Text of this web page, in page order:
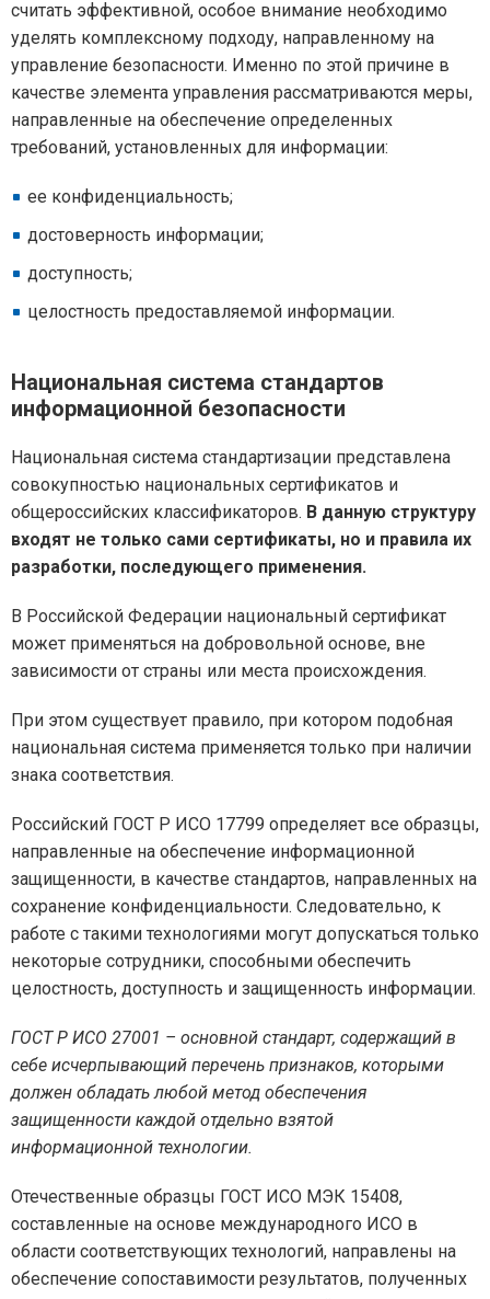
считать эффективной, особое внимание необходимо
уделять комплексному подходу, направленному на
управление безопасности. Именно по этой причине в
качестве элемента управления рассматриваются меры,
направленные на обеспечение определенных
требований, установленных для информации:
ее конфиденциальность;
достоверность информации;
доступность;
целостность предоставляемой информации.
Национальная система стандартов
информационной безопасности
Национальная система стандартизации представлена
совокупностью национальных сертификатов и
общероссийских классификаторов. В данную структуру
входят не только сами сертификаты, но и правила их
разработки, последующего применения.
В Российской Федерации национальный сертификат
может применяться на добровольной основе, вне
зависимости от страны или места происхождения.
При этом существует правило, при котором подобная
национальная система применяется только при наличии
знака соответствия.
Российский ГОСТ Р ИСО 17799 определяет все образцы,
направленные на обеспечение информационной
защищенности, в качестве стандартов, направленных на
сохранение конфиденциальности. Следовательно, к
работе с такими технологиями могут допускаться только
некоторые сотрудники, способными обеспечить
целостность, доступность и защищенность информации.
ГОСТ Р ИСО 27001 – основной стандарт, содержащий в
себе исчерпывающий перечень признаков, которыми
должен обладать любой метод обеспечения
защищенности каждой отдельно взятой
информационной технологии.
Отечественные образцы ГОСТ ИСО МЭК 15408,
составленные на основе международного ИСО в
области соответствующих технологий, направлены на
обеспечение сопоставимости результатов, полученных